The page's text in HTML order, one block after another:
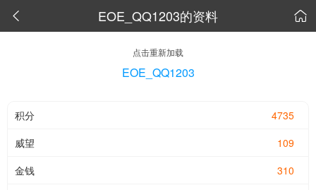
 EOE_QQ1203的资料 
点击重新加载
EOE_QQ1203
4735
积分
109
威望
310
金钱